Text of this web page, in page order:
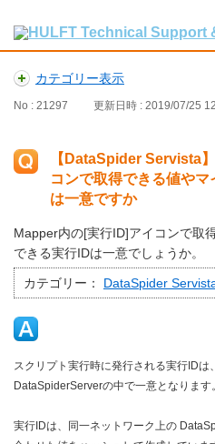
カテゴリー表示
No : 21297 更新日時 : 2019/07/25
【DataSpider Servista
コンで取得できる値や
は一意ですか
Mapper内の[実行ID]アイコンで取
できる実行IDは一意でしょうか。
カテゴリー： DataSpider
スクリプト実行時に発行される実行IDは
DataSpiderServerの中で一意となります。
実行IDは、同一ネットワーク上の